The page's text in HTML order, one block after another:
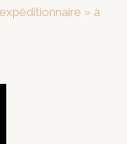
» à